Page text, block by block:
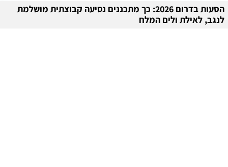
הסעות בדרום 2026: כך מתכננים נסיעה קבוצתית מושלמת
לנגב, לאילת ולים המלח